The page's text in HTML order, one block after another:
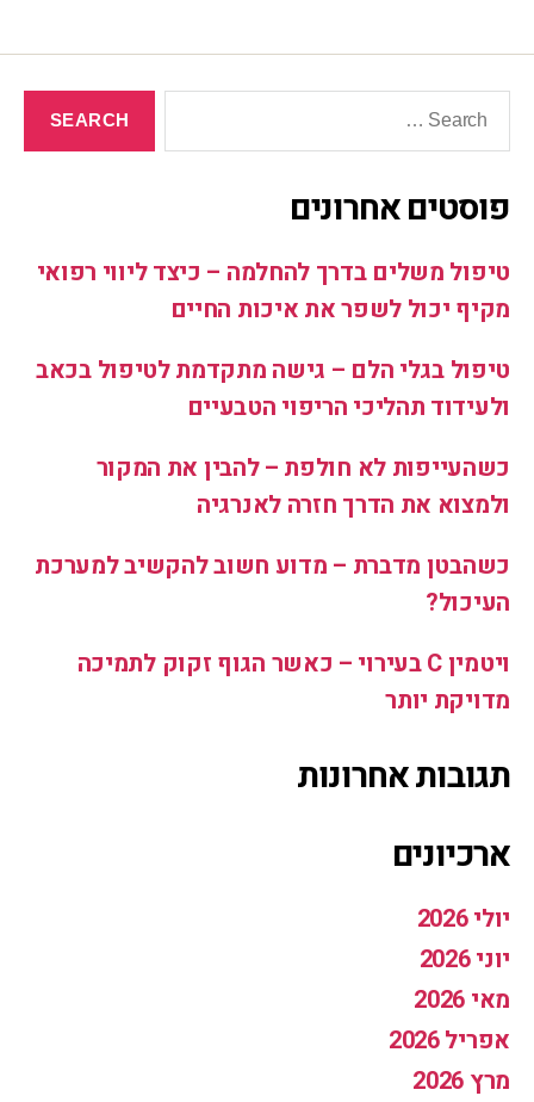
פוסטים אחרונים
טיפול משלים בדרך להחלמה – כיצד ליווי רפואי
מקיף יכול לשפר את איכות החיים
טיפול בגלי הלם – גישה מתקדמת לטיפול בכאב
ולעידוד תהליכי הריפוי הטבעיים
כשהעייפות לא חולפת – להבין את המקור
ולמצוא את הדרך חזרה לאנרגיה
כשהבטן מדברת – מדוע חשוב להקשיב למערכת
העיכול?
ויטמין C בעירוי – כאשר הגוף זקוק לתמיכה
מדויקת יותר
תגובות אחרונות
ארכיונים
יולי 2026
יוני 2026
מאי 2026
אפריל 2026
מרץ 2026